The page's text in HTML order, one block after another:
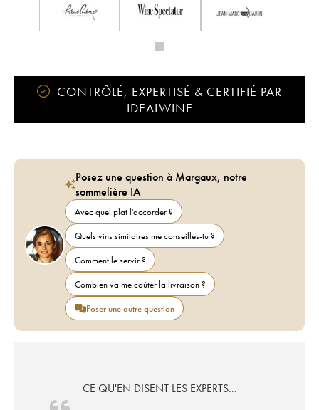
CONTRÔLÉ, EXPERTISÉ & CERTIFIÉ PAR
IDEALWINE
Posez une question à Margaux, notre
sommelière IA
Avec quel plat l'accorder ?
Quels vins similaires me conseilles-tu ?
Comment le servir ?
Combien va me coûter la livraison ?
Poser une autre question
CE QU'EN DISENT LES EXPERTS...